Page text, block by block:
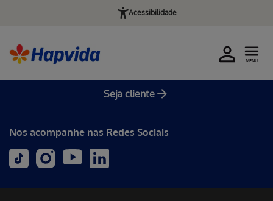
Acessibilidade
Seja cliente
MENU
Nos acompanhe nas Redes Sociais